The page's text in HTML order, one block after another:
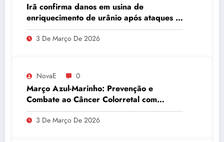
Irã confirma danos em usina de
enriquecimento de urânio após ataques e
embaixador evita detalhes sobre
quantidade de urânio enriquecido
3 De Março De 2026
NovaE 0
Março Azul-Marinho: Prevenção e
Combate ao Câncer Colorretal com
Atividades Físicas
3 De Março De 2026